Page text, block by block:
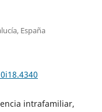
España
intrafamiliar,